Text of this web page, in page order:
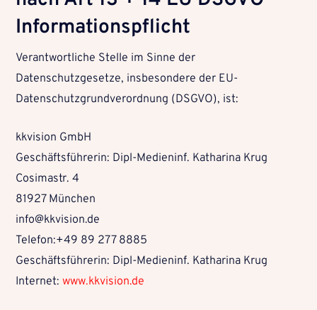
Informationspflicht
Verantwortliche Stelle im Sinne der
Datenschutzgesetze, insbesondere der EU-
Datenschutzgrundverordnung (DSGVO), ist:
kkvision GmbH
Geschäftsführerin: Dipl-Medieninf. Katharina Krug
Cosimastr. 4
81927 München
info@kkvision.de
Telefon:+49 89 277 8885
Geschäftsführerin: Dipl-Medieninf. Katharina Krug
Internet:www.kkvision.de